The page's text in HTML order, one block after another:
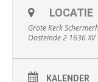
LOCATIE
Grote Kerk
Oosteinde 2 1636
KALENDER